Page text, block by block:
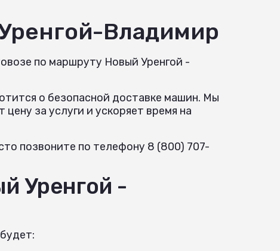
Владимир
по маршруту Новый Уренгой -
о безопасной доставке машин. Мы
за услуги и ускоряет время на
позвоните по телефону 8 (800) 707-
Уренгой -